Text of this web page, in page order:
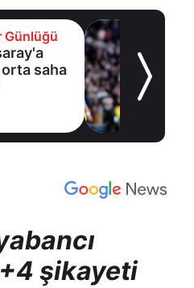
Transfer Günlüğü
Geleceği tartışma
konusuydu! Real
Madrid'den
Vinicius Junior
kararı
1 gün önce
şikayeti